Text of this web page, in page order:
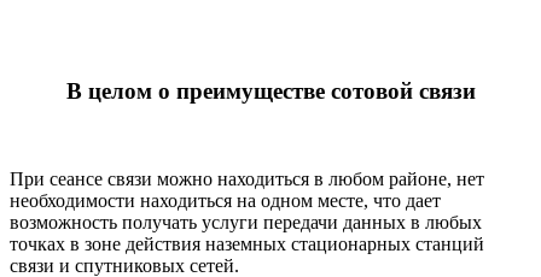
В целом о преимуществе сотовой связи
При сеансе связи можно находиться в любом районе, нет
необходимости находиться на одном месте, что дает
возможность получать услуги передачи данных в любых
точках в зоне действия наземных стационарных станций
связи и спутниковых сетей.